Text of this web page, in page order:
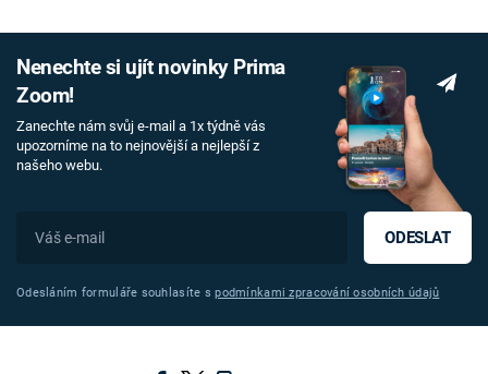
Nenechte si ujít novinky Prima
Zoom!
Zanechte nám svůj e-mail a 1x týdně vás
upozorníme na to nejnovější a nejlepší z
našeho webu.
ODESLAT
Odesláním formuláře souhlasíte spodmínkami zpracování osobních údajů